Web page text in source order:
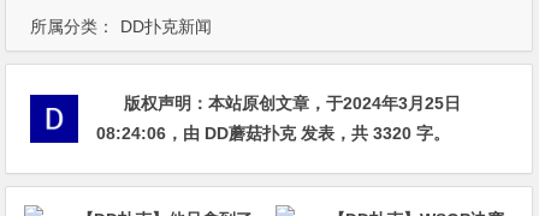
所属分类： DD扑克新闻
版权声明：本站原创文章，于2024年3月25日
08:24:06 ，由 DD蘑菇扑克发表，共 3320 字。